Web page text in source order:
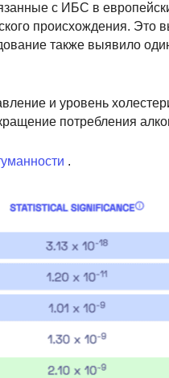
с ИБС в
происхождения. Это
также выявило
и уровень
потребления
.